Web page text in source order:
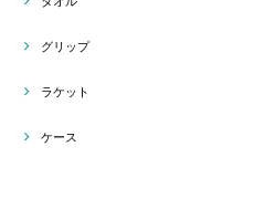
グリップ
ラケット
ケース